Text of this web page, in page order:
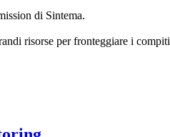
di Sintema.
risorse per fronteggiare i